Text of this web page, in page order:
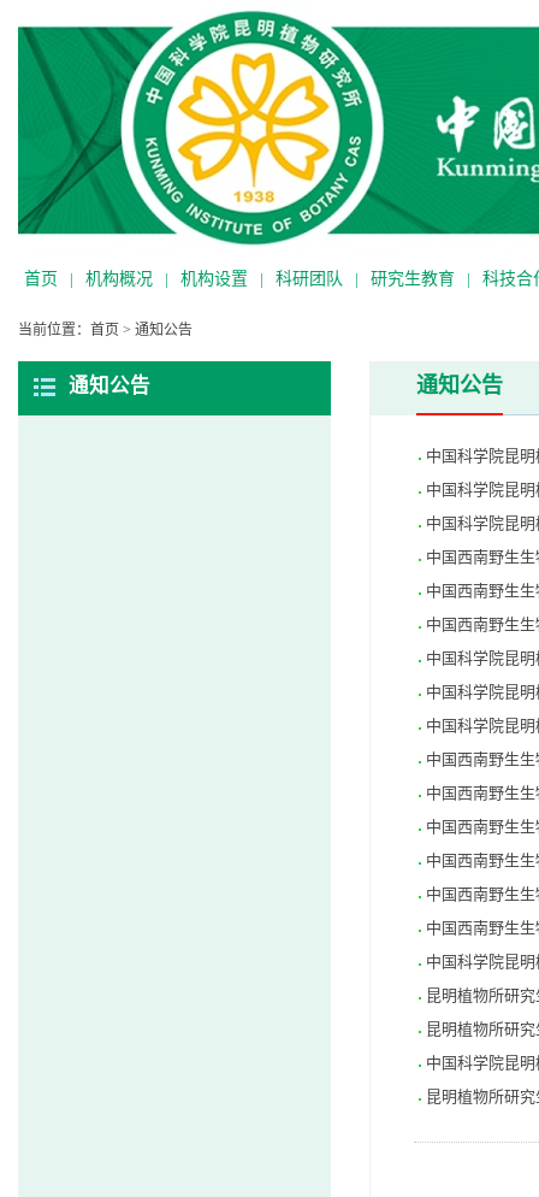
首页 | 机构概况 | 机构设置 | 科研团队 | 研究生教育 | 科技合
当前位置： 首页 > 通知公告
通知公告 通知公告
中国科学院昆
中国科学院昆
中国科学院昆
中国西南野生
中国西南野生
中国西南野生
中国科学院昆
中国科学院昆
中国科学院昆
中国西南野生
中国西南野生
中国西南野生
中国西南野生
中国西南野生
中国西南野生
中国科学院昆
昆明植物所研
昆明植物所研
中国科学院昆
昆明植物所研